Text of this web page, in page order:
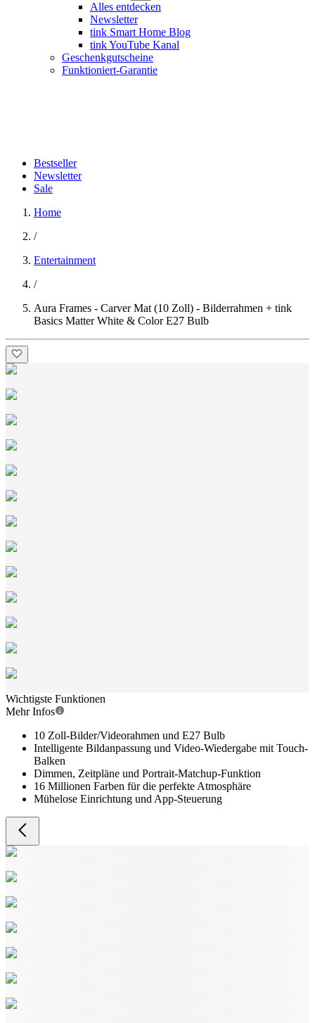
Alles entdecken
Newsletter
tink Smart Home Blog
tink YouTube Kanal
Geschenkgutscheine
Funktioniert-Garantie
Bestseller
Newsletter
Sale
Home
/
Entertainment
/
Aura Frames - Carver Mat (10 Zoll) - Bilderrahmen + tink
Basics Matter White & Color E27 Bulb
Wichtigste Funktionen
Mehr Infos
10 Zoll-Bilder/Videorahmen und E27 Bulb
Intelligente Bildanpassung und Video-Wiedergabe mit Touch-
Balken
Dimmen, Zeitpläne und Portrait-Matchup-Funktion
16 Millionen Farben für die perfekte Atmosphäre
Mühelose Einrichtung und App-Steuerung